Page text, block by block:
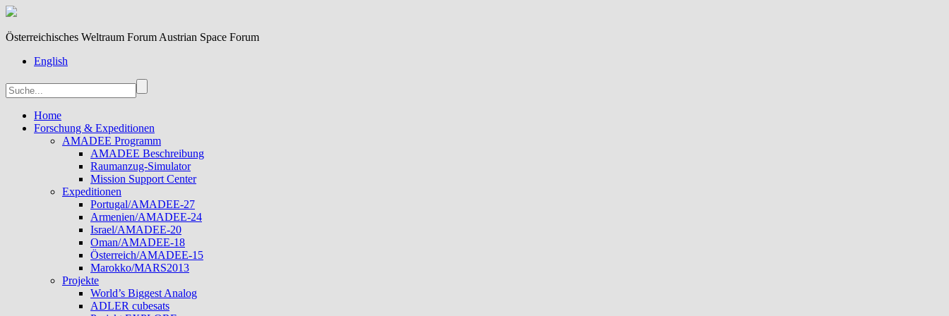
Österreichisches Weltraum Forum Austrian Space Forum
English
Home
Forschung & Expeditionen
AMADEE Programm
AMADEE Beschreibung
Raumanzug-Simulator
Mission Support Center
Expeditionen
Portugal/AMADEE-27
Armenien/AMADEE-24
Israel/AMADEE-20
Oman/AMADEE-18
Österreich/AMADEE-15
Marokko/MARS2013
Projekte
World’s Biggest Analog
ADLER cubesats